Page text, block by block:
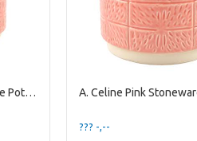
A. Celine Pink Stoneware Pot ES10,5
??? -,--